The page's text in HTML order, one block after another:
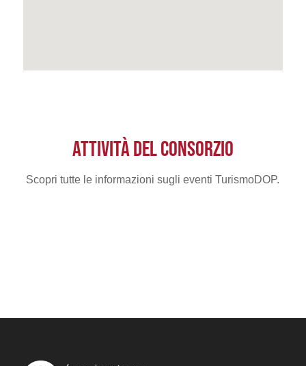
ATTIVITÀ DEL CONSORZIO
Scopri tutte le informazioni sugli eventi TurismoDOP.